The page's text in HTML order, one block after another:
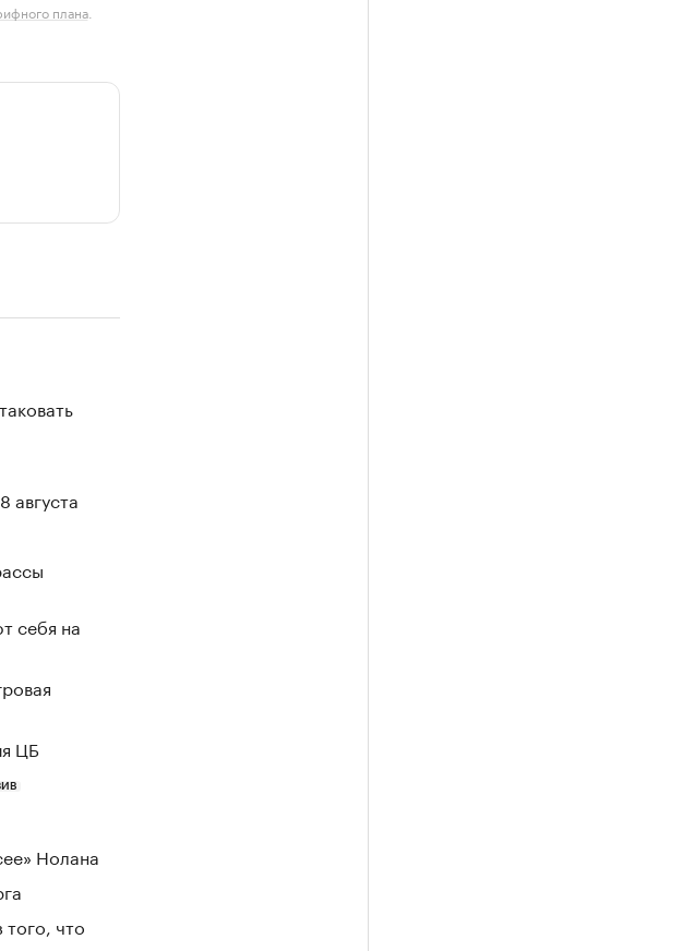
плана.
августа
себя на
ЦБ
Нолана
что